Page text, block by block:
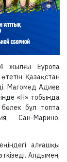
жылғы Еуропа
Қазақстан
Магомед Адиев
«Н» тобында
бұл топта
Сан-Марино,
алғашқы
Алдымен,